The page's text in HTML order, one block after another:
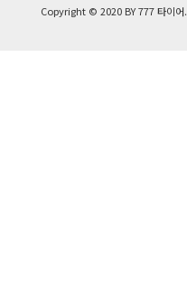
Copyright © 2020 BY 777 타이어.